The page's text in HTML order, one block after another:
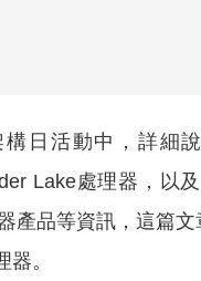
構日活動中，詳細
Lake處理器，以
產品等資訊，這篇
。